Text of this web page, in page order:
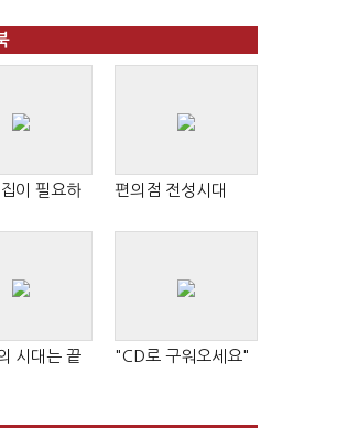
이 필요하
편의점 전성시대
시대는 끝
"CD로 구워오세요"